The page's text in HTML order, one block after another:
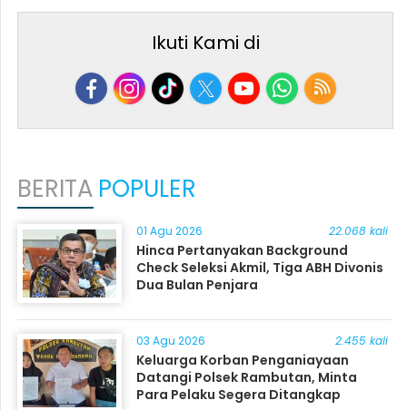
Ikuti Kami di
BERITA POPULER
01 Agu 2026 22.068 kali
Hinca Pertanyakan Background
Check Seleksi Akmil, Tiga ABH Divonis
Dua Bulan Penjara
03 Agu 2026 2.455 kali
Keluarga Korban Penganiayaan
Datangi Polsek Rambutan, Minta
Para Pelaku Segera Ditangkap